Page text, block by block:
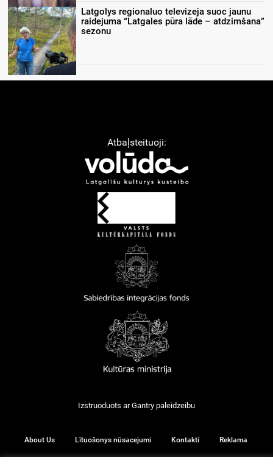
Latgolys regionaluo televizeja suoc jaunu
raidejuma “Latgales pūra lāde – atdzimšana”
sezonu
Atbaļsteituoji:
Izstruoduots arGantry paleidzeibu
About Us Lītuošonys nūsacejumi Kontakti Reklama